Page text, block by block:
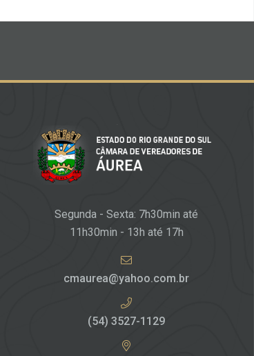
Segunda - Sexta: 7h30min até
11h30min - 13h até 17h
cmaurea@yahoo.com.br
(54) 3527-1129